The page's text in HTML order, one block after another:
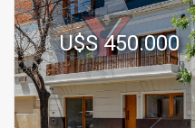
U$S 450.000